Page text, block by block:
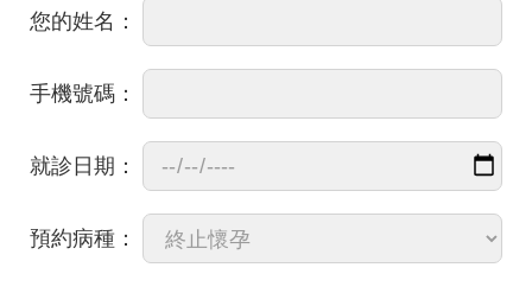
您的姓名：
手機號碼：
就診日期：
預約病種：